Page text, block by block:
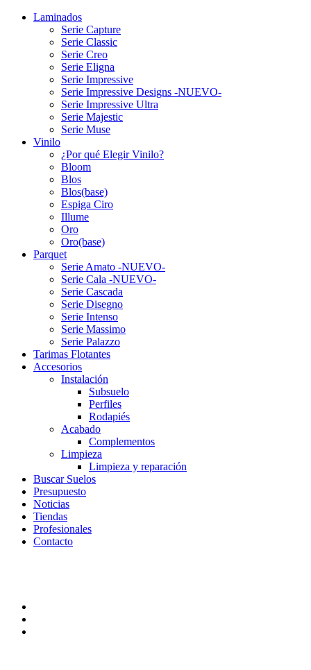
Laminados
Serie Capture
Serie Classic
Serie Creo
Serie Eligna
Serie Impressive
Serie Impressive Designs -NUEVO-
Serie Impressive Ultra
Serie Majestic
Serie Muse
Vinilo
¿Por qué Elegir Vinilo?
Bloom
Blos
Blos(base)
Espiga Ciro
Illume
Oro
Oro(base)
Parquet
Serie Amato -NUEVO-
Serie Cala -NUEVO-
Serie Cascada
Serie Disegno
Serie Intenso
Serie Massimo
Serie Palazzo
Tarimas Flotantes
Accesorios
Instalación
Subsuelo
Perfiles
Rodapiés
Acabado
Complementos
Limpieza
Limpieza y reparación
Buscar Suelos
Presupuesto
Noticias
Tiendas
Profesionales
Contacto